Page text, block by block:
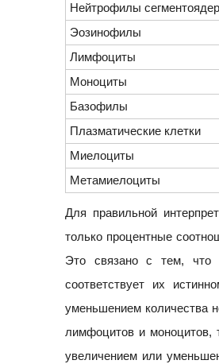
Нейтрофилы
Эозинофилы
Лимфоциты
Моноциты
Базофилы
Плазматические клетки
Миелоциты
Метамиелоциты
Для правильной
только процентные
Это связано с тем, что
соответствует их
уменьшением количества
лимфоцитов и моноцитов,
увеличением или